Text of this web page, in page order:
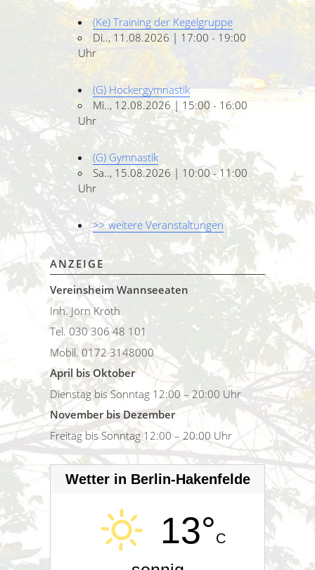
(Ke) Training der Kegelgruppe
Di.., 11.08.2026 | 17:00 - 19:00
Uhr
(G) Hockergymnastik
Mi.., 12.08.2026 | 15:00 - 16:00
Uhr
(G) Gymnastik
Sa.., 15.08.2026 | 10:00 - 11:00
Uhr
>> weitere Veranstaltungen
ANZEIGE
Vereinsheim Wannseeaten
Inh. Jörn Kroth
Tel. 030 306 48 101
Mobil. 0172 3148000
April bis Oktober
Dienstag bis Sonntag 12:00 – 20:00 Uhr
November bis Dezember
Freitag bis Sonntag 12:00 – 20:00 Uhr
Wetter in Berlin-Hakenfelde
13°C